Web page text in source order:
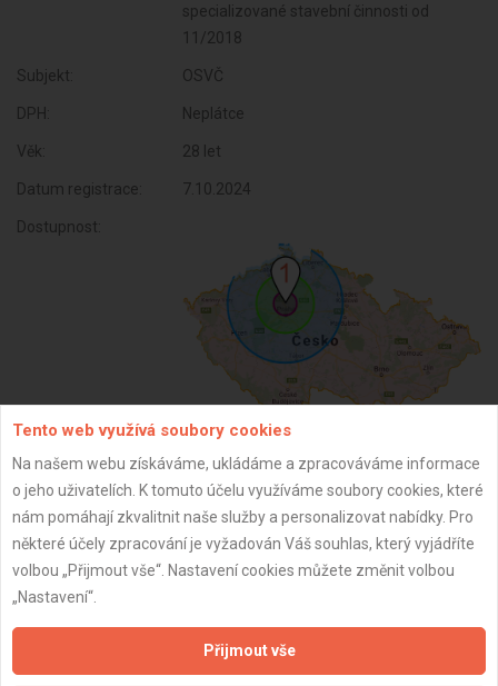
specializované stavební činnosti od
11/2018
Subjekt: OSVČ
DPH: Neplátce
Věk: 28 let
Datum registrace: 7.10.2024
Dostupnost:
ZPĚT
Aktualizováno z portálu ARES dne 11.01.2025 16:21:13
Tento web využívá soubory cookies
Na našem webu získáváme, ukládáme a zpracováváme informace
o jeho uživatelích. K tomuto účelu využíváme soubory cookies, které
nám pomáhají zkvalitnit naše služby a personalizovat nabídky. Pro
některé účely zpracování je vyžadován Váš souhlas, který vyjádříte
volbou „Přijmout vše“. Nastavení cookies můžete změnit volbou
„Nastavení“.
Přijmout vše